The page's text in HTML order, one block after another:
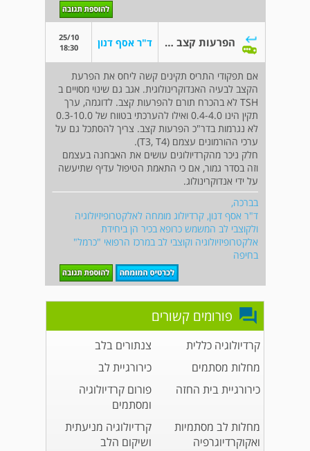
הפרעות קצב ואנדוקרינולוגיה ד"ר אסף דנון
25/10
18:30
אם תפקודי התריס תקינים קשה ליחס את הפרעת
הקצב לבעיה האנדוקרינולוגית. אגב גם שינוי מסויים ב
TSH לא בהכרח תורם להפרעות קצב. לדוגמה, ערך
תקין הינו 0.4-4.0 ואילו להערכתי בטווח של 0.3-10.0
לא נגרמות בדר"כ הפרעות קצב. צריך להסתכל גם על
ערכי ההורמונים עצמם (T3, T4).
חלק ניכר מהקרדיולוגים עושים את האבחנה בעצמם
וזה בסדר גמור, אם כי התאמת הטיפול עדיף שתיעשה
על ידי אנדוקרינולוג.
בברכה,
ד"ר אסף דנון, קרדיולוג מומחה לאלקטרופיזיולוגיה
ולקוצבי לב המשמש כרופא בכיר הן ביחידת
אלקטרופיזיולוגיה וקוצבי לב במרכז הרפואי "כרמל"
בחיפה
פורומים קשורים
קרדיולוגיה כללית
צנתורים בלב
מחלות מסתמים
כירורגיית לב
כירורגיית בית החזה
פורום קרדיולוגיה
ומסתמים
מחלות לב מסתמיות
ואקוקרדיוגרפיה
קרדיולוגיה מניעתית
ושיקום הלב